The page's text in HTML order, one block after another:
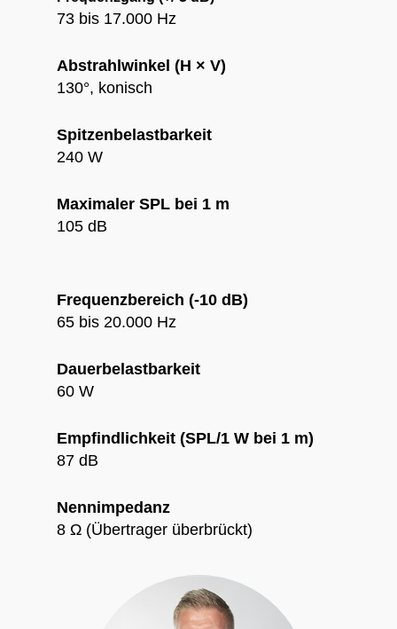
73 bis 17.000 Hz
Abstrahlwinkel (H × V)
130°, konisch
Spitzenbelastbarkeit
240 W
Maximaler SPL bei 1 m
105 dB
Frequenzbereich (-10 dB)
65 bis 20.000 Hz
Dauerbelastbarkeit
60 W
Empfindlichkeit (SPL/1 W bei 1 m)
87 dB
Nennimpedanz
8 Ω (Übertrager überbrückt)